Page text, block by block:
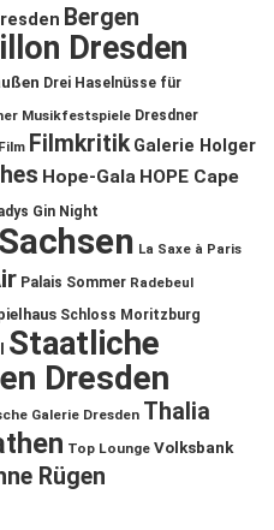
Bergen
Dresden
Drei Haselnüsse für
Musikfestspiele Dresdner
Film Filmkritik Galerie Holger
Hope-Gala HOPE Cape
Gin Night
La Saxe à Paris
Palais Sommer Radebeul
Schloss Moritzburg
Staatliche
Dresden
Galerie Dresden Thalia
Top Lounge Volksbank
Rügen